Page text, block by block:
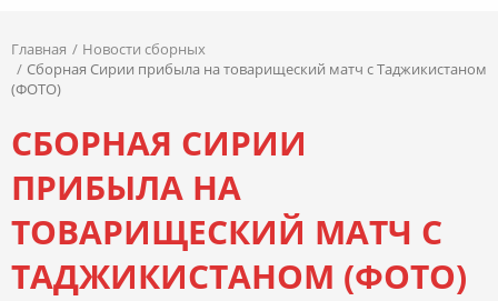
Главная
Новости сборных
Сборная Сирии прибыла на товарищеский матч с Таджикистаном
(ФОТО)
СБОРНАЯ СИРИИ
ПРИБЫЛА НА
ТОВАРИЩЕСКИЙ МАТЧ С
ТАДЖИКИСТАНОМ (ФОТО)